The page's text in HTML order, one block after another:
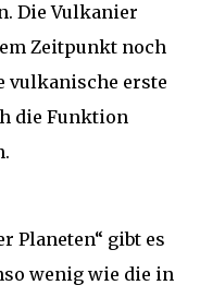
Die Vulkanier
Zeitpunkt noch
vulkanische erste
die Funktion
Planeten“ gibt es
wenig wie die in